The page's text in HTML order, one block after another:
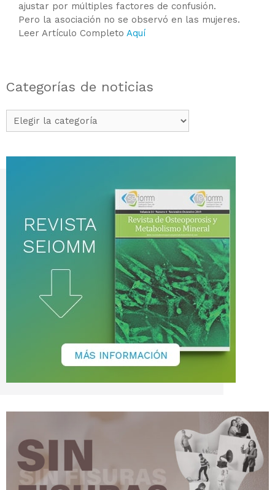
ajustar por múltiples factores de confusión.
Pero la asociación no se observó en las mujeres.
Leer Artículo Completo Aquí
Categorías de noticias
Categorías
de